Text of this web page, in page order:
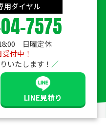
用ダイヤル
7575
日曜定休
付中！
いたします！
LINE見積り